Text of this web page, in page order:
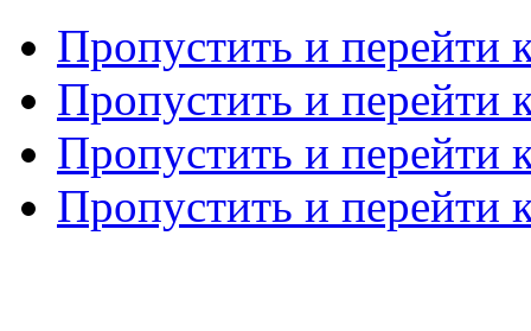
Пропустить и перейти
Пропустить и перейти
Пропустить и перейти
Пропустить и перейти